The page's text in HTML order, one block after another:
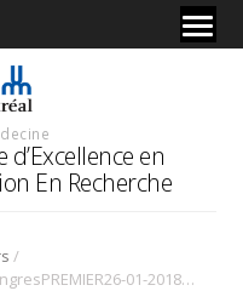
d’Excellence en
En Recherche
/
51eCongresPREMIER26-01-2018-029